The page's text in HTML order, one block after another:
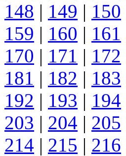
148 | 149 | 150
159 | 160 | 161
170 | 171 | 172
181 | 182 | 183
192 | 193 | 194
203 | 204 | 205
214 | 215 | 216